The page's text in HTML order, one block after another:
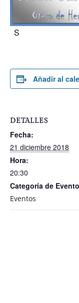
S
Añadir al
DETALLES
Fecha:
21 diciembre 2018
Hora:
20:30
Categoría de
Eventos